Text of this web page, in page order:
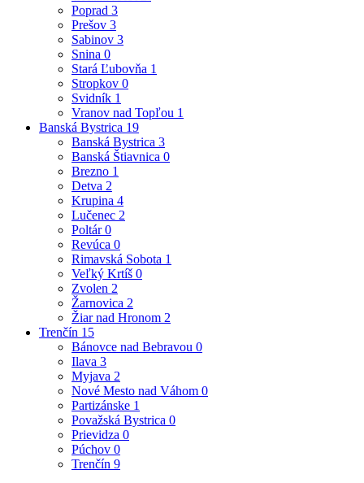
Poprad 3
Prešov 3
Sabinov 3
Snina 0
Stará Ľubovňa 1
Stropkov 0
Svidník 1
Vranov nad Topľou 1
Banská Bystrica 19
Banská Bystrica 3
Banská Štiavnica 0
Brezno 1
Detva 2
Krupina 4
Lučenec 2
Poltár0
Revúca 0
Rimavská Sobota 1
Veľký Krtíš 0
Zvolen 2
Žarnovica 2
Žiar nad Hronom 2
Trenčín 15
Bánovce nad Bebravou 0
Ilava 3
Myjava 2
Nové Mesto nad Váhom 0
Partizánske 1
Považská Bystrica 0
Prievidza 0
Púchov 0
Trenčín 9